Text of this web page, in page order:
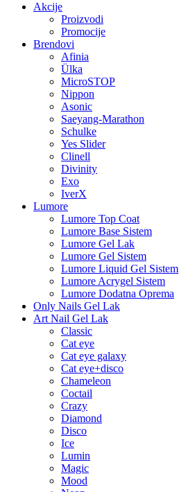
Akcije
Proizvodi
Promocije
Brendovi
Afinia
Ülka
MicroSTOP
Nippon
Asonic
Saeyang-Marathon
Schulke
Yes Slider
Clinell
Divinity
Exo
IverX
Lumore
Lumore Top Coat
Lumore Base Sistem
Lumore Gel Lak
Lumore Gel Sistem
Lumore Liquid Gel Sistem
Lumore Acrygel Sistem
Lumore Dodatna Oprema
Only Nails Gel Lak
Art Nail Gel Lak
Classic
Cat eye
Cat eye galaxy
Cat eye+disco
Chameleon
Coctail
Crazy
Diamond
Disco
Ice
Lumin
Magic
Mood